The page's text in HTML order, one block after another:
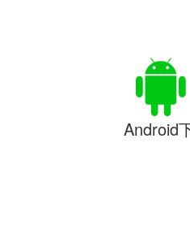
Android